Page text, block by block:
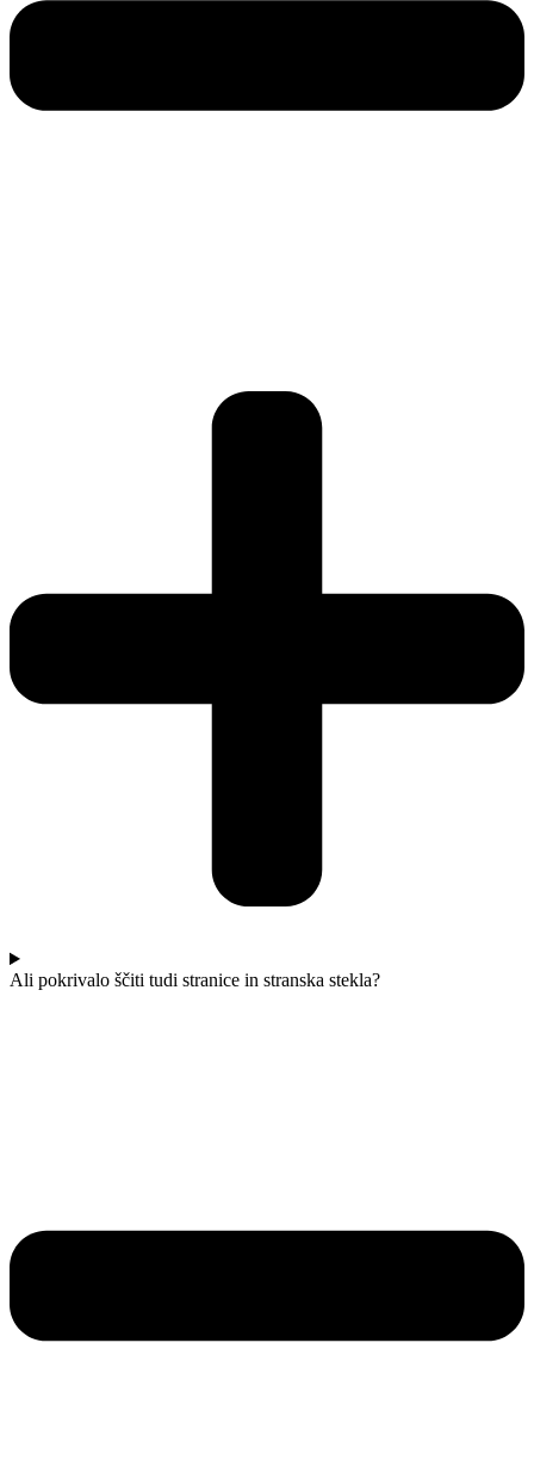
Ali pokrivalo ščiti tudi stranice in stranska stekla?